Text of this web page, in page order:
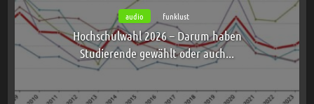
audio funklust
Hochschulwahl 2026 – Darum haben
Studierende gewählt oder auch...